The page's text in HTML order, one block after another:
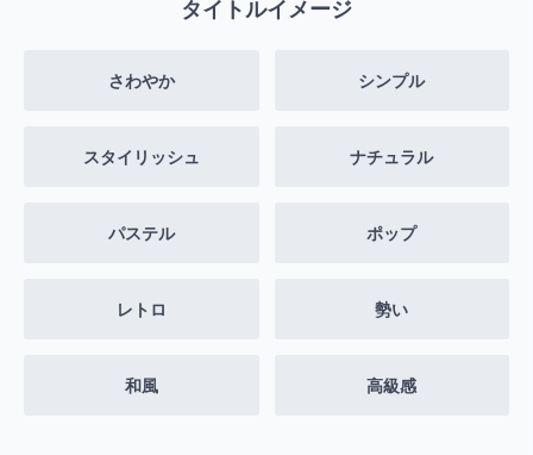
タイトルイメージ
さわやか シンプル
スタイリッシュ ナチュラル
パステル ポップ
レトロ 勢い
和風 高級感